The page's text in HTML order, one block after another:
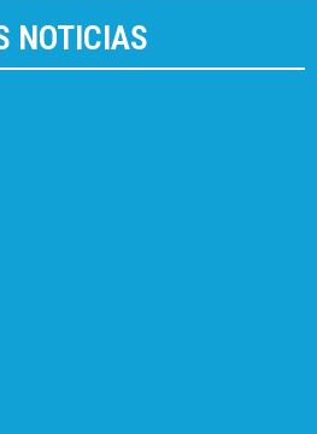
NOTICIAS